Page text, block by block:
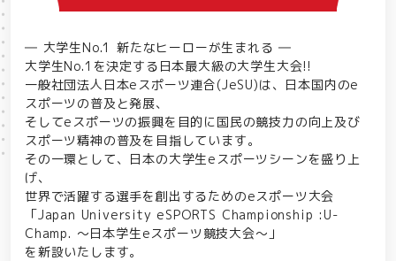
― 大学生No.1 新たなヒーローが生まれる ―
大学生No.1を決定する日本最大級の大学生大会!!
一般社団法人日本eスポーツ連合(JeSU)は、日本国内のe
スポーツの普及と発展、
そしてeスポーツの振興を目的に国民の競技力の向上及び
スポーツ精神の普及を目指しています。
その一環として、日本の大学生eスポーツシーンを盛り上
げ、
世界で活躍する選手を創出するためのeスポーツ大会
「Japan University eSPORTS Championship :U-
Champ. ～日本学生eスポーツ競技大会～」
を新設いたします。